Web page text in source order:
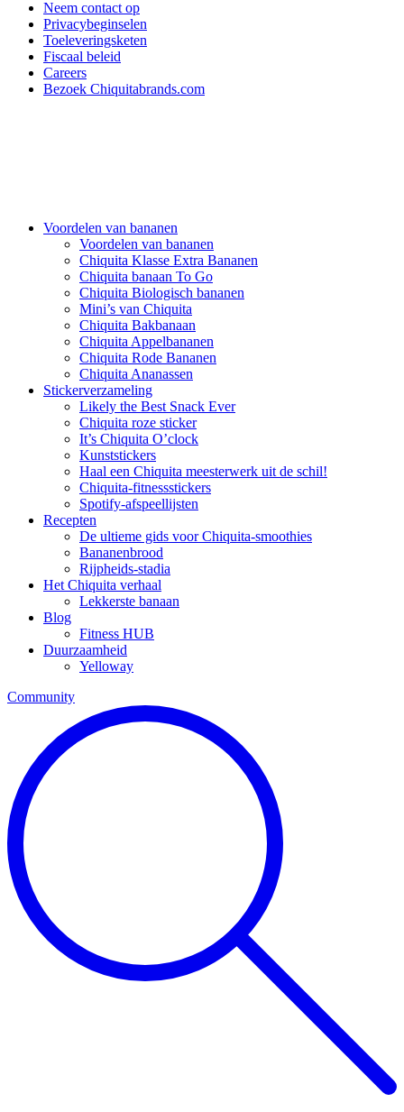
Neem contact op
Privacybeginselen
Toeleveringsketen
Fiscaal beleid
Careers
Bezoek Chiquitabrands.com
Voordelen van bananen
Voordelen van bananen
Chiquita Klasse Extra Bananen
Chiquita banaan To Go
Chiquita Biologisch bananen
Mini’s van Chiquita
Chiquita Bakbanaan
Chiquita Appelbananen
Chiquita Rode Bananen
Chiquita Ananassen
Stickerverzameling
Likely the Best Snack Ever
Chiquita roze sticker
It’s Chiquita O’clock
Kunststickers
Haal een Chiquita meesterwerk uit de schil!
Chiquita-fitnessstickers
Spotify-afspeellijsten
Recepten
De ultieme gids voor Chiquita-smoothies
Bananenbrood
Rijpheids-stadia
Het Chiquita verhaal
Lekkerste banaan
Blog
Fitness HUB
Duurzaamheid
Yelloway
Community